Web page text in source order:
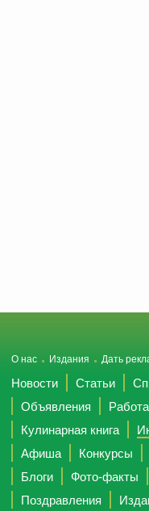
О нас Издания Дать
Новости Статьи
Объявления
Работа
Кулинарная книга
Афиша
Конкурсы
Блоги
Фото-факты
Поздравления